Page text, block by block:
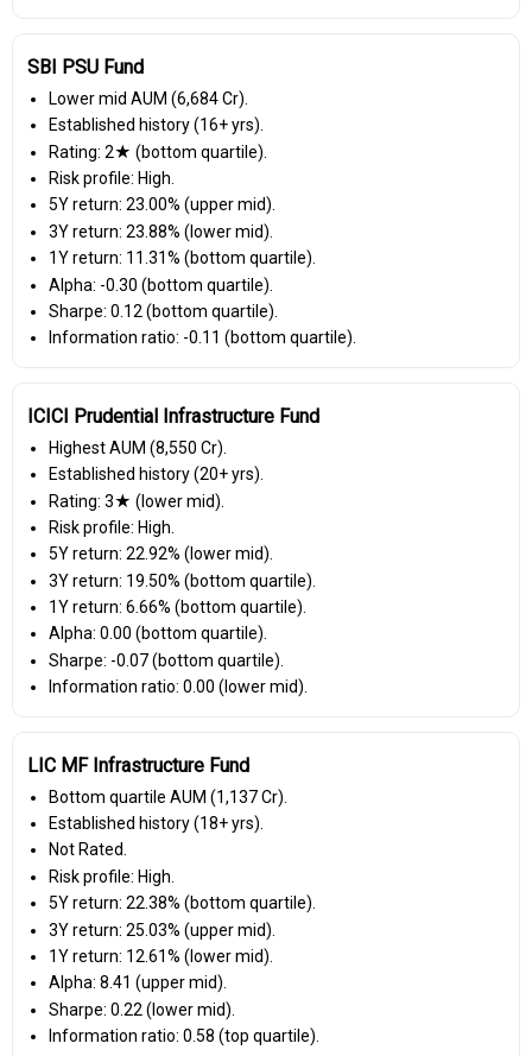
SBI PSU Fund
Lower mid AUM (₹6,684 Cr).
Established history (16+ yrs).
Rating: 2★ (bottom quartile).
Risk profile: High.
5Y return: 23.00% (upper mid).
3Y return: 23.88% (lower mid).
1Y return: 11.31% (bottom quartile).
Alpha: -0.30 (bottom quartile).
Sharpe: 0.12 (bottom quartile).
Information ratio: -0.11 (bottom quartile).
ICICI Prudential Infrastructure Fund
Highest AUM (₹8,550 Cr).
Established history (20+ yrs).
Rating: 3★ (lower mid).
Risk profile: High.
5Y return: 22.92% (lower mid).
3Y return: 19.50% (bottom quartile).
1Y return: 6.66% (bottom quartile).
Alpha: 0.00 (bottom quartile).
Sharpe: -0.07 (bottom quartile).
Information ratio: 0.00 (lower mid).
LIC MF Infrastructure Fund
Bottom quartile AUM (₹1,137 Cr).
Established history (18+ yrs).
Not Rated.
Risk profile: High.
5Y return: 22.38% (bottom quartile).
3Y return: 25.03% (upper mid).
1Y return: 12.61% (lower mid).
Alpha: 8.41 (upper mid).
Sharpe: 0.22 (lower mid).
Information ratio: 0.58 (top quartile).